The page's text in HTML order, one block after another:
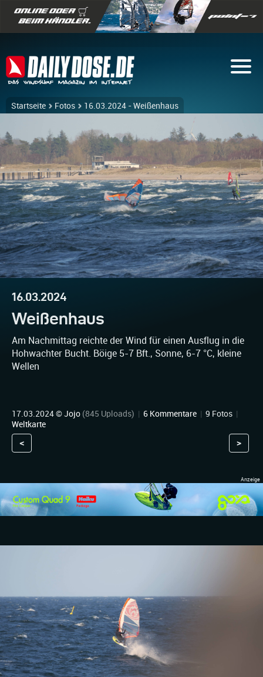
Startseite Fotos 16.03.2024 - Weißenhaus
16.03.2024
Weißenhaus
Am Nachmittag reichte der Wind für einen Ausflug in die
Hohwachter Bucht. Böige 5-7 Bft., Sonne, 6-7 °C, kleine
Wellen
17.03.2024 ©Jojo (845 Uploads) | 6 Kommentare | 9 Fotos |
Weltkarte
< >